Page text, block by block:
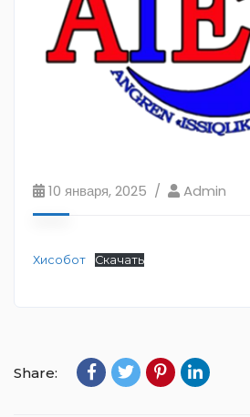
10 января, 2025 Admin
Хисобот Скачать
Share: